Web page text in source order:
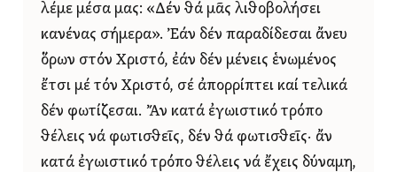
λέμε μέσα μας: «Δέν θά μᾶς λιθοβολήσει
κανένας σήμερα». Ἐάν δέν παραδίδεσαι ἄνευ
ὅρων στόν Χριστό, ἐάν δέν μένεις ἑνωμένος
ἔτσι μέ τόν Χριστό, σέ ἀπορρίπτει καί τελικά
δέν φωτίζεσαι. Ἄν κατά ἐγωιστικό τρόπο
θέλεις νά φωτισθεῖς, δέν θά φωτισθεῖς· ἄν
κατά ἐγωιστικό τρόπο θέλεις νά ἔχεις δύναμη,